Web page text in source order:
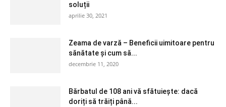
soluții
aprilie 30, 2021
Zeama de varză – Beneficii uimitoare pentru
sănătate și cum să...
decembrie 11, 2020
Bărbatul de 108 ani vă sfătuiește: dacă
doriți să trăiți până...